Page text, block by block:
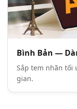
Bình Bản —
Sắp tem nhãn tối
gian.